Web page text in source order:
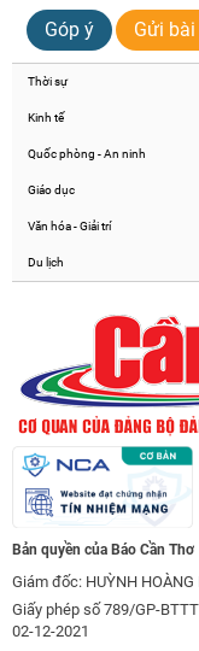
Góp ý
Gửi
Thời sự
Kinh tế
Quốc phòng - An ninh
Giáo dục
Văn hóa - Giải trí
Du lịch
Bản quyền của Báo Cần Thơ
Giám đốc: HUỲNH HOÀNG
Giấy phép số 789/GP-
02-12-2021